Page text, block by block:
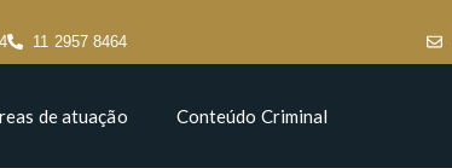
11 2957 8464
de atuação Conteúdo Criminal